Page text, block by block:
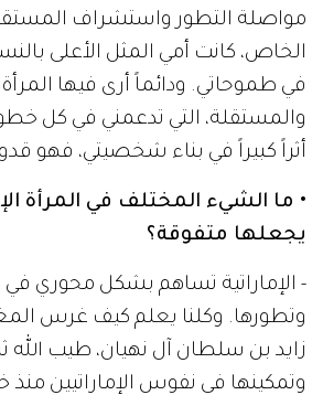
مواصلة التطور واستشراف
الخاص، كانت أمي المثل الأعلى
في طموحاتي. ودائماً أرى فيها المرأة
والمستقلة، التي تدعمني في كل
أثراً كبيراً في بناء شخصيتي، فهو
• ما الشيء المختلف في المرأة
يجعلها متفوقة؟
- الإماراتية تساهم بشكل محوري في
وتطورها. وكلنا يعلم كيف غرس
زايد بن سلطان آل نهيان، طيب الله
وتمكينها في نفوس الإماراتيين